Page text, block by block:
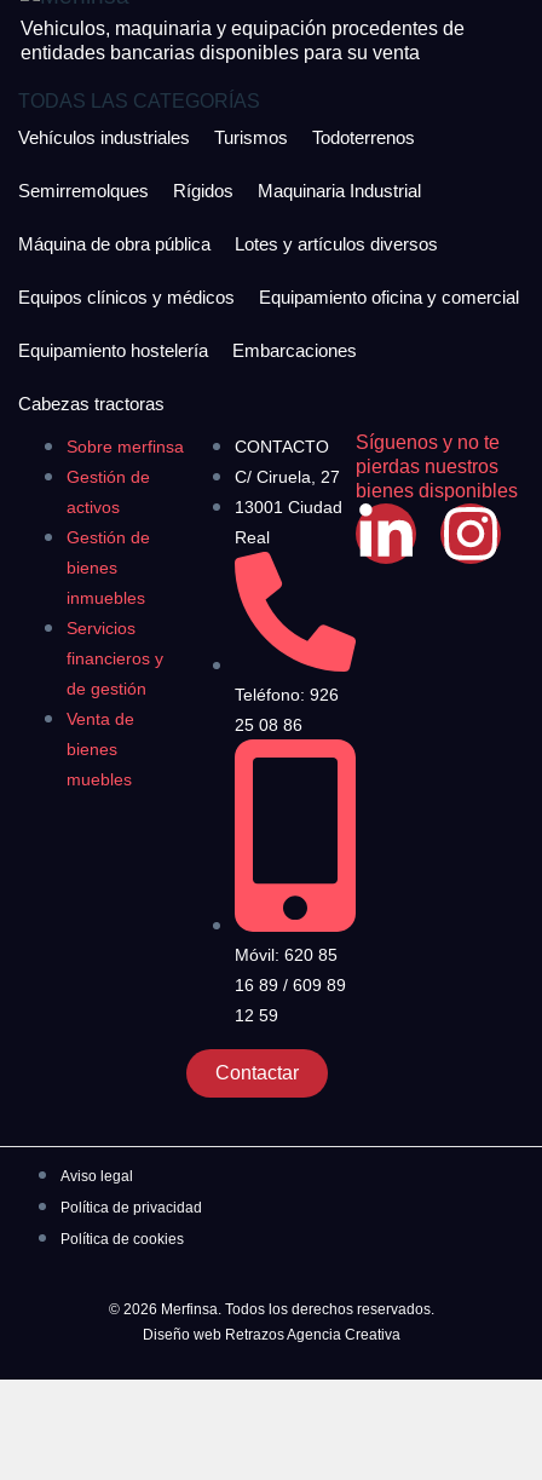
Vehiculos, maquinaria y equipación procedentes de
entidades bancarias disponibles para su venta
Sobre merfinsa
Gestión de
activos
Gestión de
bienes
inmuebles
Servicios
financieros y
de gestión
Venta de
bienes
muebles
CONTACTO
C/ Ciruela, 27
13001 Ciudad
Real
Teléfono: 926
25 08 86
Móvil: 620 85
16 89 / 609 89
12 59
Contactar
Síguenos y no te
pierdas nuestros
bienes disponibles
TODAS LAS CATEGORÍAS
Vehículos industriales
Turismos Todoterrenos
Semirremolques Rígidos Maquinaria Industrial
Máquina de obra pública Lotes y artículos diversos
Equipos clínicos y médicos Equipamiento oficina y comercial
Equipamiento hostelería Embarcaciones
Cabezas tractoras
Aviso legal
Política de privacidad
Política de cookies
© 2026 Merfinsa. Todos los derechos reservados.
Diseño web Retrazos Agencia Creativa